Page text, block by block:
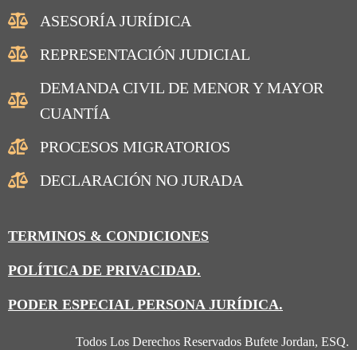
ASESORÍA JURÍDICA
REPRESENTACIÓN JUDICIAL
DEMANDA CIVIL DE MENOR Y MAYOR
CUANTÍA
PROCESOS MIGRATORIOS
DECLARACIÓN NO JURADA
TERMINOS & CONDICIONES
POLÍTICA DE PRIVACIDAD.
PODER ESPECIAL PERSONA JURÍDICA.
Todos Los Derechos Reservados Bufete Jordan, ESQ.